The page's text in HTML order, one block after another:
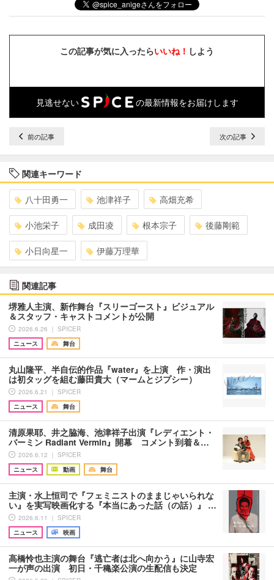
この記事が気に入ったらいいね！ しよう
見逃せない の最新情報をお届けします
前の記事 次の記事
関連キーワード
八十田勇一 池津祥子 高畑充希
小池栄子 成田凌 根本宗子 後藤剛範
小日向星一 伊藤万理華
関連記事
堺雅人主演、新作舞台『スリーゴースト』ビジュアル
＆スタッフ・キャストコメントが公開
2026.6.26 ｜ SPICER
ニュース
舞台
丸山隆平、半自伝的作品『water』を上演 作・演出
は初タッグを組む藤田貴大（マームとジプシー）
2026.6.21 ｜ SPICER
ニュース
舞台
清原果耶、井之脇海、池津祥子出演『レディエント・
バーミン Radiant Vermin』開幕 コメント到着＆…
2026.6.12 ｜ SPICER
ニュース
動画 舞台
主演・水上恒司で『フェミニストのままじゃいられな
い』を実写映画化する『本当にあった話（の話）』 …
2026.6.11 ｜ SPICER
ニュース
映画
高橋怜也主演の舞台『逃亡者は北へ向かう』に山寺宏
一が声の出演 初日・千穐楽公演の生配信も決定